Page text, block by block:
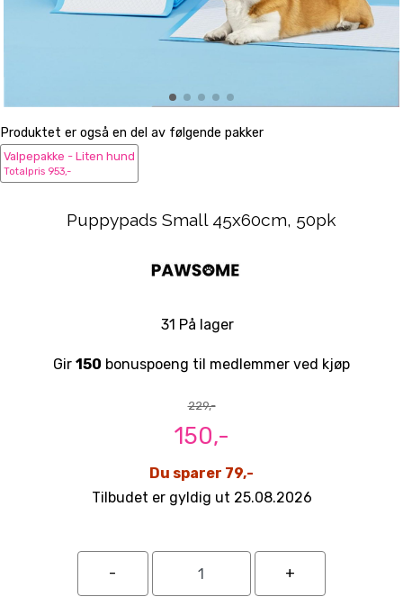
Produktet er også en del av følgende pakker
Valpepakke - Liten hund
Totalpris 953,-
Puppypads Small 45x60cm, 50pk
31 På lager
Gir 150 bonuspoeng til medlemmer ved kjøp
229,-
150,-
Du sparer 79,-
Tilbudet er gyldig ut 25.08.2026